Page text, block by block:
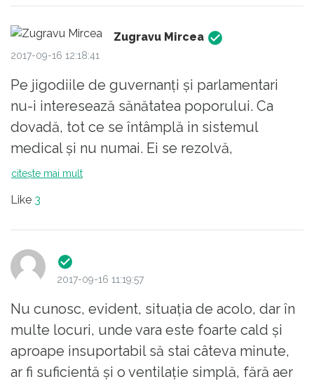
Zugravu Mircea
2017-09-16 12:18:41
Pe jigodiile de guvernanți și parlamentari
nu-i interesează sănătatea poporului. Ca
dovadă, tot ce se întâmplă in sistemul
medical și nu numai. Ei se rezolvă,
întotdeauna, in marile spitale ale lumii
citește mai mult
Like 3
2017-09-16 11:19:57
Nu cunosc, evident, situația de acolo, dar în
multe locuri, unde vara este foarte cald și
aproape insuportabil să stai câteva minute,
ar fi suficientă și o ventilație simplă, fără aer